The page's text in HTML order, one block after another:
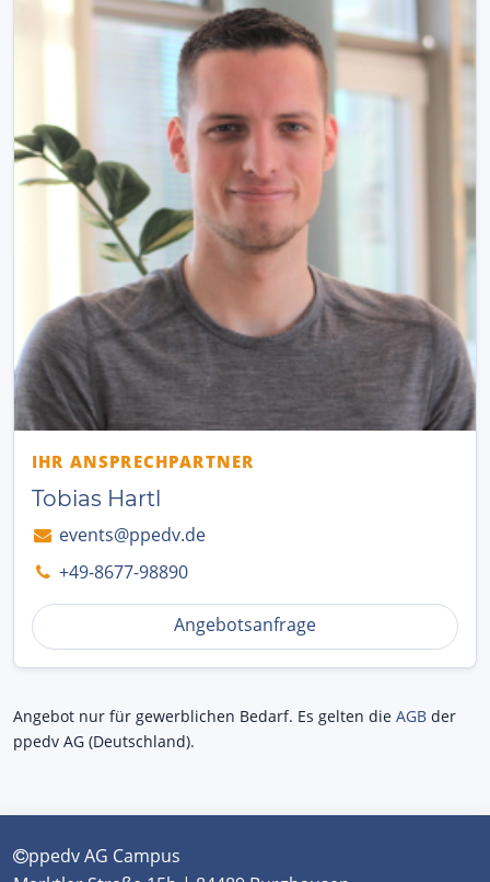
IHR ANSPRECHPARTNER
Tobias Hartl
events@ppedv.de
+49-8677-98890
Angebotsanfrage
Angebot nur für gewerblichen Bedarf. Es gelten die AGB der
ppedv AG (Deutschland).
ppedv AG Campus